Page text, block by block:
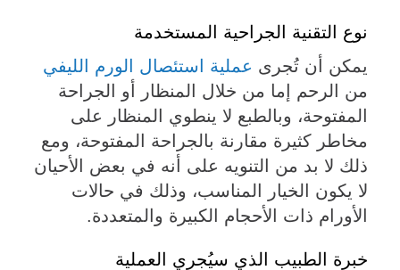
نوع التقنية الجراحية المستخدمة
يمكن أن تُجرى عملية استئصال الورم الليفي
من الرحم إما من خلال المنظار أو الجراحة
المفتوحة، وبالطبع لا ينطوي المنظار على
مخاطر كثيرة مقارنة بالجراحة المفتوحة، ومع
ذلك لا بد من التنويه على أنه في بعض الأحيان
لا يكون الخيار المناسب، وذلك في حالات
الأورام ذات الأحجام الكبيرة والمتعددة.
خبرة الطبيب الذي سيُجري العملية